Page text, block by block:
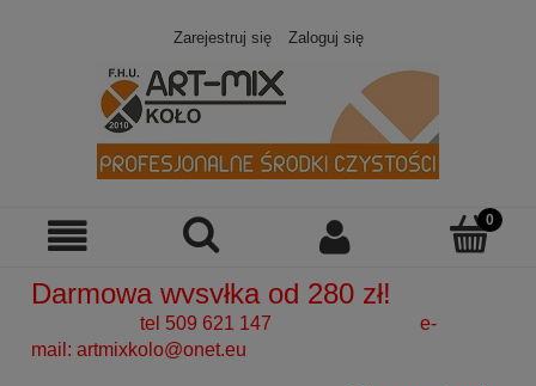
Zarejestruj się Zaloguj się
Darmowa wysyłka od 280 zł!
tel 509 621 147 e-
mail: artmixkolo@onet.eu